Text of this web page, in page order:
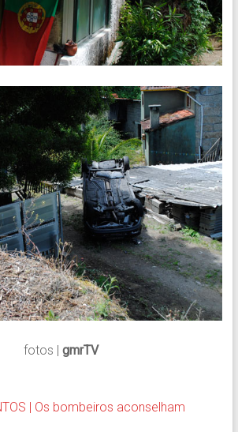
fotos |gmrTV
| Os bombeiros aconselham